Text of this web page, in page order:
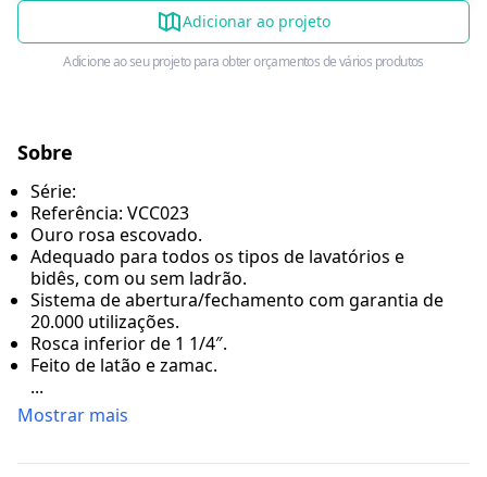
Adicionar ao projeto
Adicione ao seu projeto para obter orçamentos de vários produtos
Sobre
Série:
Referência: VCC023
Ouro rosa escovado.
Adequado para todos os tipos de lavatórios e
bidês, com ou sem ladrão.
Sistema de abertura/fechamento com garantia de
20.000 utilizações.
Rosca inferior de 1 1/4″.
Feito de latão e zamac.
...
Mostrar mais